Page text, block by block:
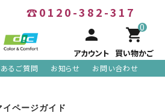
☎0120-382-317
person
アカウント
0
shopping_cart
買い物かご
あるご質問 お知らせ お問い合わせ
イページガイド